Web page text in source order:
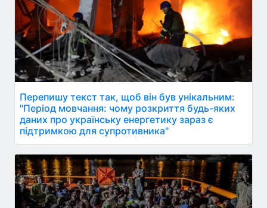
Перепишу текст так, щоб він був унікальним:
"Період мовчання: чому розкриття будь-яких
даних про українську енергетику зараз є
підтримкою для супротивника"